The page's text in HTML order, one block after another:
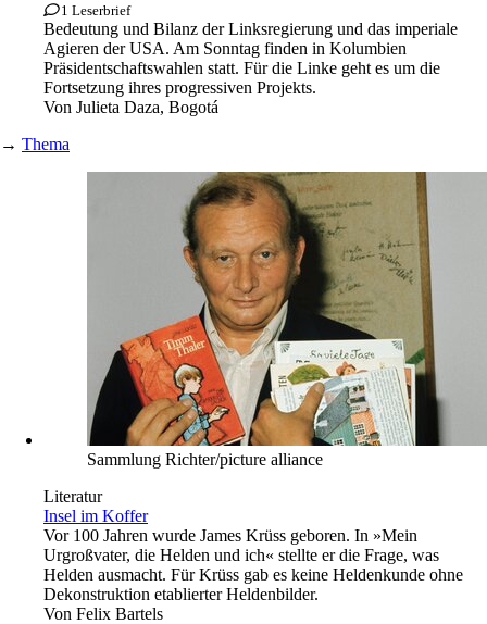
1 Leserbrief
Bedeutung und Bilanz der Linksregierung und das imperiale
Agieren der USA. Am Sonntag finden in Kolumbien
Präsidentschaftswahlen statt. Für die Linke geht es um die
Fortsetzung ihres progressiven Projekts.
Von Julieta Daza, Bogotá
→ Thema
Sammlung Richter/picture alliance
Literatur
Insel im Koffer
Vor 100 Jahren wurde James Krüss geboren. In »Mein
Urgroßvater, die Helden und ich« stellte er die Frage, was
Helden ausmacht. Für Krüss gab es keine Heldenkunde ohne
Dekonstruktion etablierter Heldenbilder.
Von Felix Bartels